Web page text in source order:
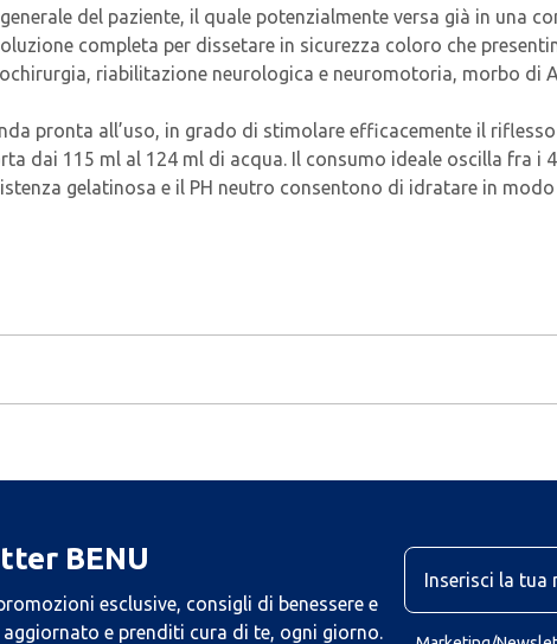
del paziente, il quale potenzialmente versa già in una
completa per dissetare in sicurezza coloro che
riabilitazione neurologica e neuromotoria, morbo di
pronta all’uso, in grado di stimolare efficacemente il
dai 115 ml al 124 ml di acqua. Il consumo ideale oscilla fra i
gelatinosa e il PH neutro consentono di idratare in
BENU
esclusive, consigli di benessere e
e prenditi cura di te, ogni giorno.